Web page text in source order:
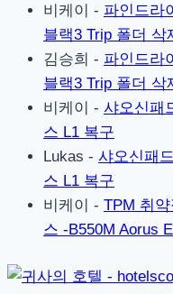
비케이 - 파인드라
블랙3 Trip 폴더 삭
김승희 - 파인드라
블랙3 Trip 폴더 삭
비케이 - 샤오신패
스 L1 복구
Lukas - 샤오신패
스 L1 복구
비케이 - TPM 취
스 -B550M Aorus